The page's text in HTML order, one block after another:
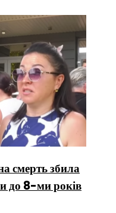
смерть збила
до 8-ми років